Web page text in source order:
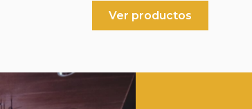
Ver productos